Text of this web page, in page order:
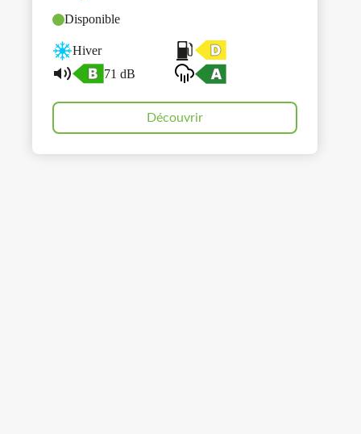
Disponible
Hiver
71 dB
Découvrir